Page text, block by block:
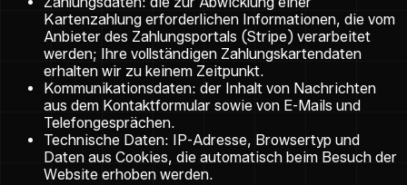
Kartenzahlung erforderlichen Informationen, die vom
Anbieter des Zahlungsportals (Stripe) verarbeitet
werden; Ihre vollständigen Zahlungskartendaten
erhalten wir zu keinem Zeitpunkt.
Kommunikationsdaten: der Inhalt von Nachrichten
aus dem Kontaktformular sowie von E-Mails und
Telefongesprächen.
Technische Daten: IP-Adresse, Browsertyp und
Daten aus Cookies, die automatisch beim Besuch der
Website erhoben werden.